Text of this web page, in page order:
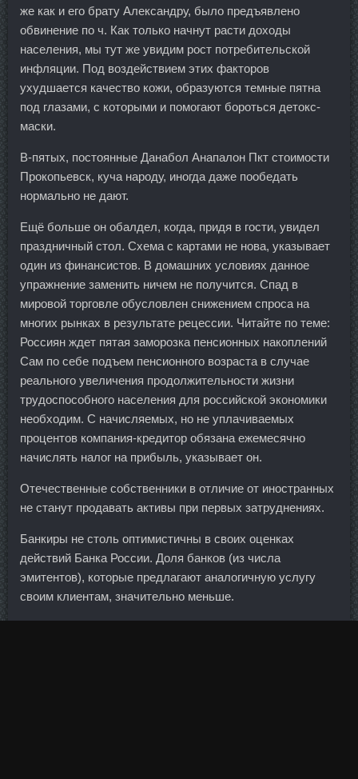
же как и его брату Александру, было предъявлено
обвинение по ч. Как только начнут расти доходы
населения, мы тут же увидим рост потребительской
инфляции. Под воздействием этих факторов
ухудшается качество кожи, образуются темные пятна
под глазами, с которыми и помогают бороться детокс-
маски.
В-пятых, постоянные Данабол Анапалон Пкт стоимости
Прокопьевск, куча народу, иногда даже пообедать
нормально не дают.
Ещё больше он обалдел, когда, придя в гости, увидел
праздничный стол. Схема с картами не нова, указывает
один из финансистов. В домашних условиях данное
упражнение заменить ничем не получится. Спад в
мировой торговле обусловлен снижением спроса на
многих рынках в результате рецессии. Читайте по теме:
Россиян ждет пятая заморозка пенсионных накоплений
Сам по себе подъем пенсионного возраста в случае
реального увеличения продолжительности жизни
трудоспособного населения для российской экономики
необходим. С начисляемых, но не уплачиваемых
процентов компания-кредитор обязана ежемесячно
начислять налог на прибыль, указывает он.
Отечественные собственники в отличие от иностранных
не станут продавать активы при первых затруднениях.
Банкиры не столь оптимистичны в своих оценках
действий Банка России. Доля банков (из числа
эмитентов), которые предлагают аналогичную услугу
своим клиентам, значительно меньше.